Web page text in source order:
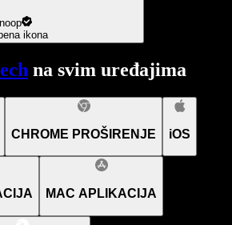
ikona
na svim uređajima
CHROME PROŠIRENJE iOS
MAC APLIKACIJA